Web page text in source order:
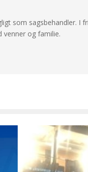
som sagsbehandler. I
venner og familie.